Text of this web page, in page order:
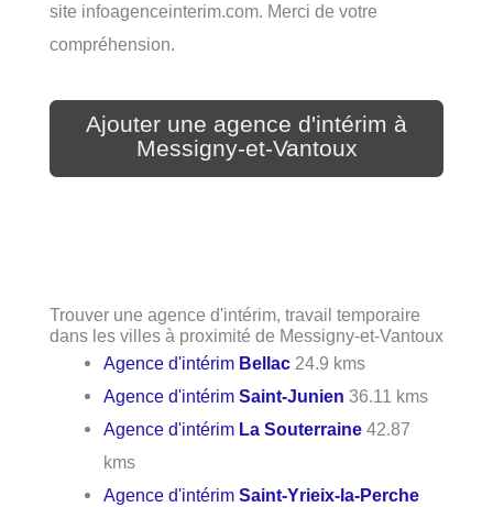
site infoagenceinterim.com. Merci de votre
compréhension.
Ajouter une agence d'intérim à
Messigny-et-Vantoux
Trouver une agence d'intérim, travail temporaire
dans les villes à proximité de Messigny-et-Vantoux
Agence d'intérim Bellac 24.9 kms
Agence d'intérimSaint-Junien 36.11 kms
Agence d'intérim La Souterraine 42.87
kms
Agence d'intérimSaint-Yrieix-la-Perche